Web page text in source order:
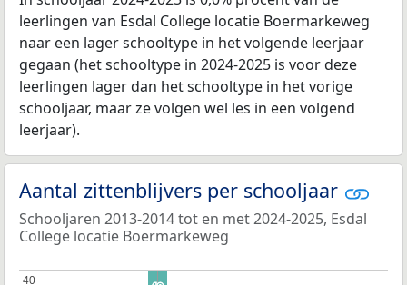
leerlingen van Esdal College locatie Boermarkeweg
naar een lager schooltype in het volgende leerjaar
gegaan (het schooltype in 2024-2025 is voor deze
leerlingen lager dan het schooltype in het vorige
schooljaar, maar ze volgen wel les in een volgend
leerjaar).
Aantal zittenblijvers per schooljaar
Schooljaren 2013-2014 tot en met 2024-2025, Esdal
College locatie Boermarkeweg
40
40